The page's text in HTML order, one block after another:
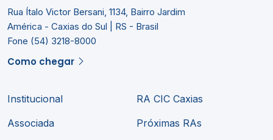
Rua Ítalo Victor Bersani, 1134, Bairro Jardim
América - Caxias do Sul | RS - Brasil
Fone (54) 3218-8000
Como chegar
Institucional
Associada
RA CIC Caxias
Próximas RAs